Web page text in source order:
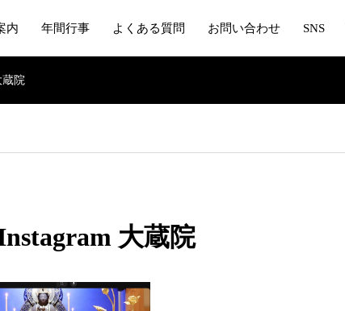
内 年間行事 よくある質問 お問い合わせ SNS
蔵院
大蔵院